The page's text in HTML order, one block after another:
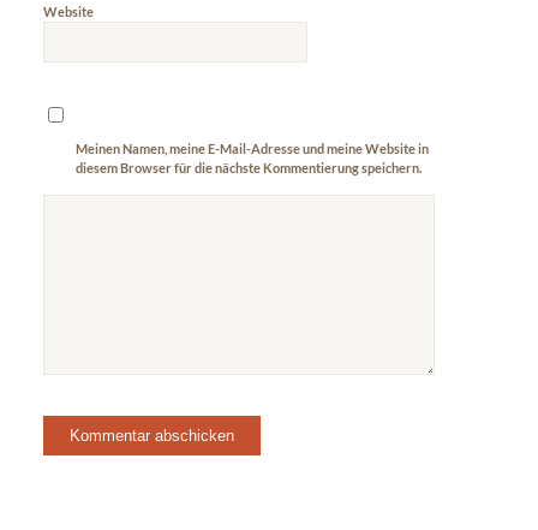
Website
Meinen Namen, meine E-Mail-Adresse und meine Website in
diesem Browser für die nächste Kommentierung speichern.